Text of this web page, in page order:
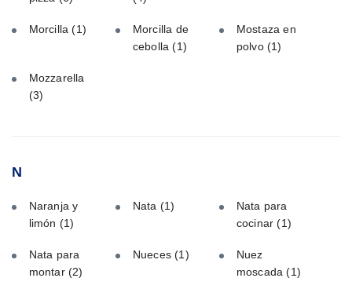
Morcilla(1)
Morcilla de
cebolla(1)
Mostaza en
polvo(1)
Mozzarella
(3)
N
Naranja y
limón (1)
Nata (1)
Nata para
cocinar(1)
Nata para
montar (2)
Nueces(1)
Nuez
moscada(1)